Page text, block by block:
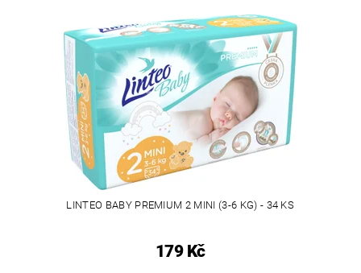
LINTEO BABY PREMIUM 2 MINI (3-6 KG) - 34 KS
179 Kč